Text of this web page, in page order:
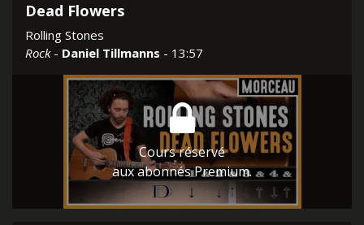
Dead Flowers
Rolling Stones
Rock - Daniel Tillmanns - 13:57
Cours réservé
aux abonnés Premium.